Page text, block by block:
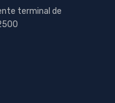
terminal de